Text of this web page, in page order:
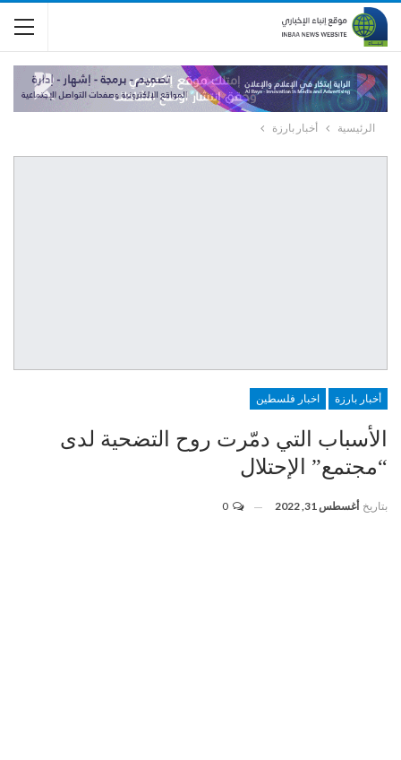
الرئيسية أخبار بارزة
أخبار بارزة اخبار فلسطين
الأسباب التي دمّرت روح التضحية لدى
“مجتمع” الإحتلال
بتاريخ أغسطس 31, 2022